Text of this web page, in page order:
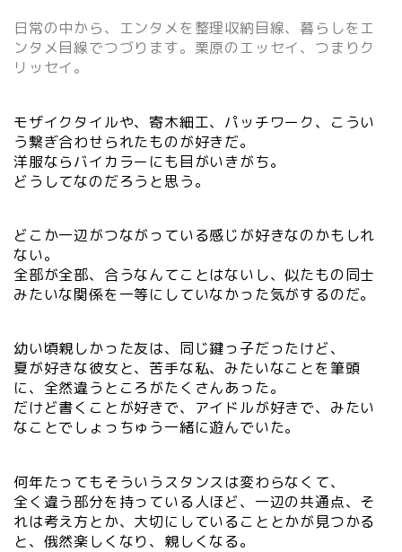
日常の中から、エンタメを整理収納目線、暮らしをエ
ンタメ目線でつづります。栗原のエッセイ、つまりク
リッセイ。
モザイクタイルや、寄木細工、パッチワーク、こうい
う繋ぎ合わせられたものが好きだ。
洋服ならバイカラーにも目がいきがち。
どうしてなのだろうと思う。
どこか一辺がつながっている感じが好きなのかもしれ
ない。
全部が全部、合うなんてことはないし、似たもの同士
みたいな関係を一等にしていなかった気がするのだ。
幼い頃親しかった友は、同じ鍵っ子だったけど、
夏が好きな彼女と、苦手な私、みたいなことを筆頭
に、全然違うところがたくさんあった。
だけど書くことが好きで、アイドルが好きで、みたい
なことでしょっちゅう一緒に遊んでいた。
何年たってもそういうスタンスは変わらなくて、
全く違う部分を持っている人ほど、一辺の共通点、そ
れは考え方とか、大切にしていることとかが見つかる
と、俄然楽しくなり、親しくなる。